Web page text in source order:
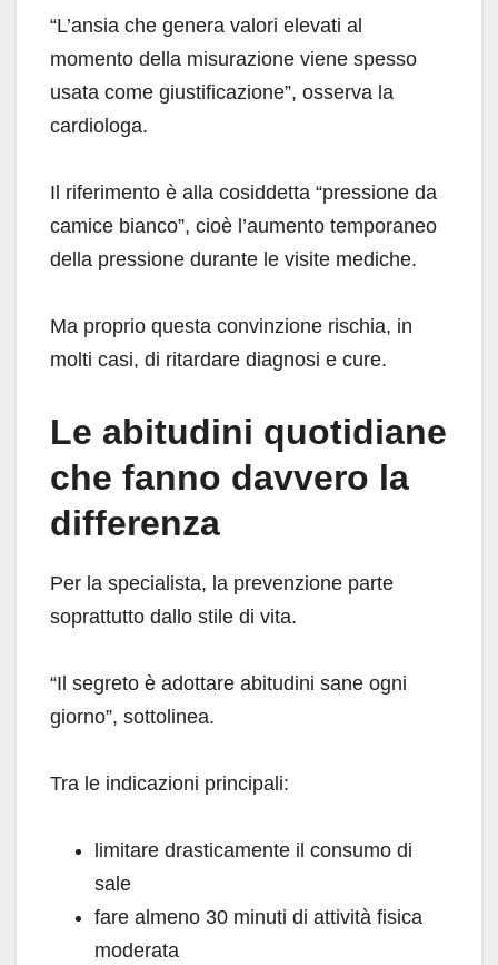
“L’ansia che genera valori elevati al
momento della misurazione viene spesso
usata come giustificazione”, osserva la
cardiologa.
Il riferimento è alla cosiddetta “pressione da
camice bianco”, cioè l’aumento temporaneo
della pressione durante le visite mediche.
Ma proprio questa convinzione rischia, in
molti casi, di ritardare diagnosi e cure.
Le abitudini quotidiane
che fanno davvero la
differenza
Per la specialista, la prevenzione parte
soprattutto dallo stile di vita.
“Il segreto è adottare abitudini sane ogni
giorno”, sottolinea.
Tra le indicazioni principali:
limitare drasticamente il consumo di
sale
fare almeno 30 minuti di attività fisica
moderata